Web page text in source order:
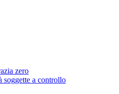
zero
soggette a controllo